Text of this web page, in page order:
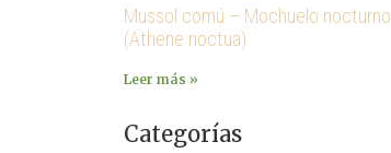
Mussol comú – Mochuelo nocturno
(Athene noctua)
Leer más »
Categorías